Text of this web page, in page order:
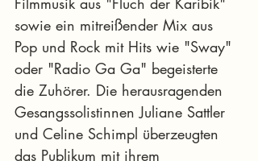
sowie ein mitreißender Mix aus
Pop und Rock mit Hits wie "Sway"
oder "Radio Ga Ga" begeisterte
die Zuhörer. Die herausragenden
Gesangssolistinnen Juliane Sattler
und Celine Schimpl überzeugten
das Publikum mit ihrem